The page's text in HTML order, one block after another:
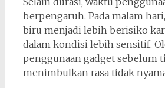
berpengaruh. Pada malam
biru menjadi lebih berisiko
dalam kondisi lebih sensitif.
penggunaan gadget sebelum
menimbulkan rasa tidak